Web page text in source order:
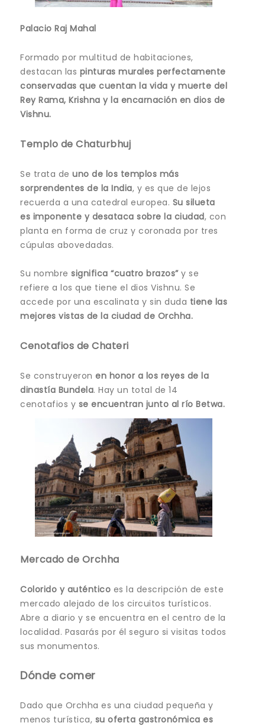
Palacio Raj Mahal
Formado por multitud de habitaciones,
destacan las pinturas murales perfectamente
conservadas que cuentan la vida y muerte del
Rey Rama, Krishna y la encarnación en dios de
Vishnu.
Templo de Chaturbhuj
Se trata de uno de los templos más
sorprendentes de la India, y es que de lejos
recuerda a una catedral europea. Su silueta
es imponente y desataca sobre la ciudad, con
planta en forma de cruz y coronada por tres
cúpulas abovedadas.
Su nombre significa “cuatro brazos” y se
refiere a los que tiene el dios Vishnu. Se
accede por una escalinata y sin duda tiene las
mejores vistas de la ciudad de Orchha.
Cenotafios de Chateri
Se construyeron en honor a los reyes de la
dinastía Bundela. Hay un total de 14
cenotafios y se encuentran junto al río Betwa.
Mercado de Orchha
Colorido y auténtico es la descripción de este
mercado alejado de los circuitos turísticos.
Abre a diario y se encuentra en el centro de la
localidad. Pasarás por él seguro si visitas todos
sus monumentos.
Dónde comer
Dado que Orchha es una ciudad pequeña y
menos turística, su oferta gastronómica es